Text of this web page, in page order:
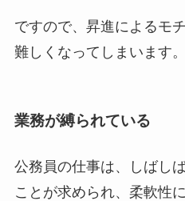
ですので、昇進によるモ
難しくなってしまいます。
業務が縛られている
公務員の仕事は、しばし
ことが求められ、柔軟性